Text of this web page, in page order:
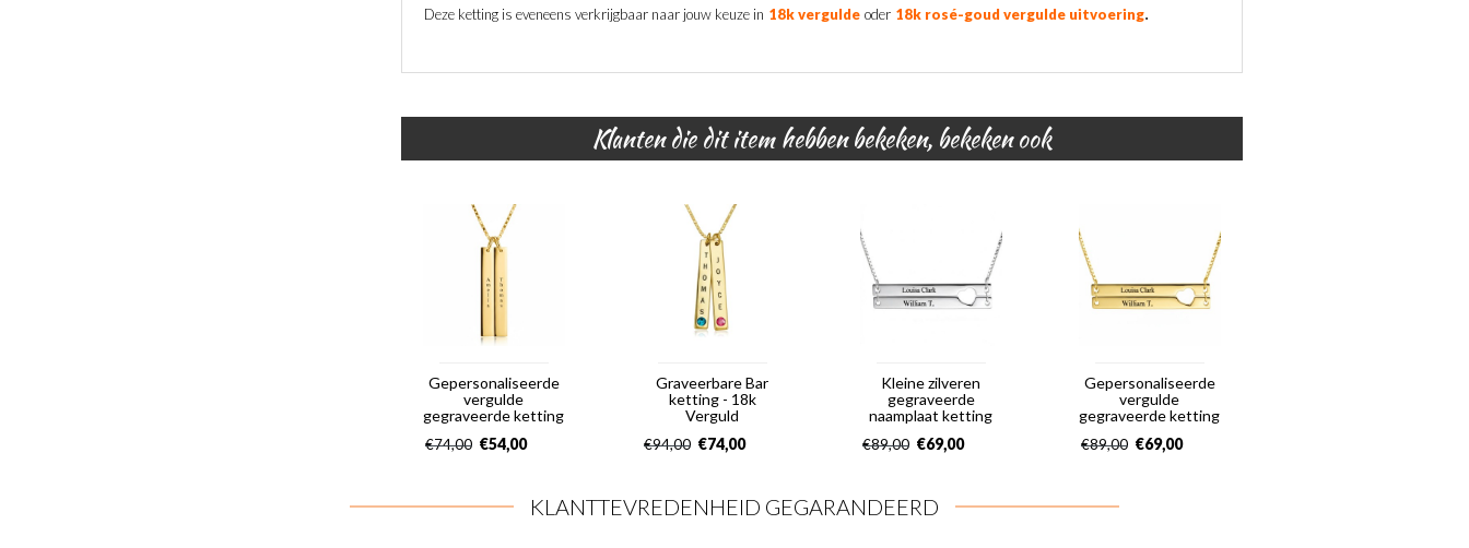
Deze ketting is eveneens verkrijgbaar naar jouw keuze in 18k vergulde oder 18k rosé-goud vergulde uitvoering.
Klanten die dit item hebben bekeken, bekeken ook
Gepersonaliseerde
vergulde
gegraveerde ketting
€74,00 €54,00
Graveerbare Bar
ketting - 18k
Verguld
€94,00 €74,00
Kleine zilveren
gegraveerde
naamplaat ketting
€89,00 €69,00
Gepersonaliseerde
vergulde
gegraveerde ketting
€89,00 €69,00
KLANTTEVREDENHEID GEGARANDEERD